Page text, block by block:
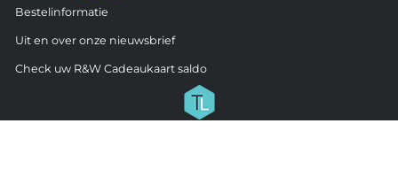
Bestelinformatie
Uit en over onze nieuwsbrief
Check uw R&W Cadeaukaart saldo